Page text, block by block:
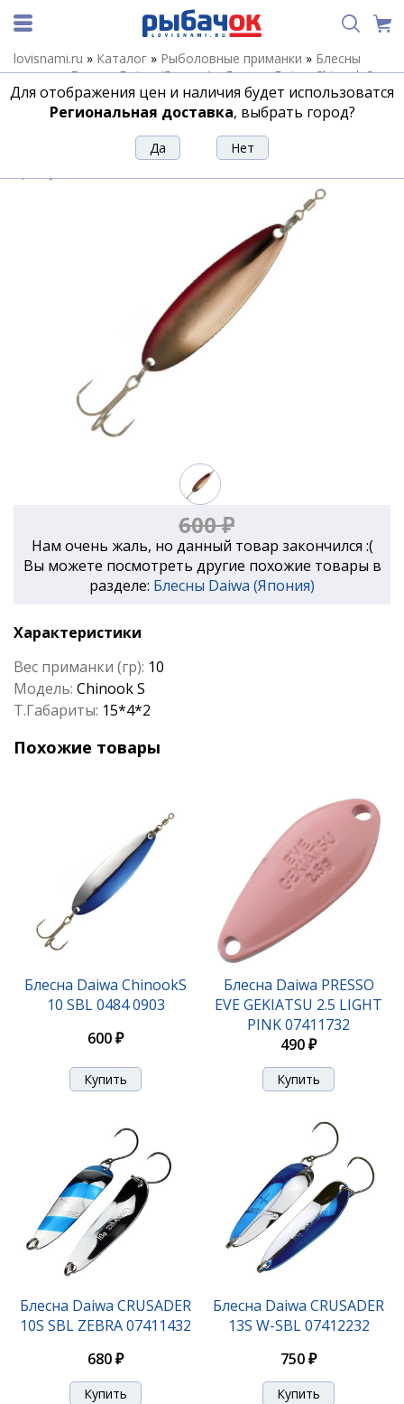
lovisnami.ru » Каталог » Рыболовные приманки » Блесны
летние»Блесны Daiwa (Япония)»Блесны Daiwa Chinook S»
Блесна Daiwa ChinookS 10 DEEP RED BLACK 0741 1281
Блесна Daiwa ChinookS 10 DEEP RED
BLACK 0741 1281
600 ₽
Нам очень жаль, но данный товар закончился :(
Вы можете посмотреть другие похожие товары в
разделе: Блесны Daiwa (Япония)
Характеристики
Вес приманки (гр): 10
Модель: Chinook S
Т.Габариты: 15*4*2
Похожие товары
Блесна Daiwa ChinookS
10 SBL 0484 0903
600 ₽
Блесна Daiwa PRESSO
EVE GEKIATSU 2.5 LIGHT
PINK 07411732
490 ₽
Блесна Daiwa CRUSADER
10S SBL ZEBRA 07411432
680 ₽
Блесна Daiwa CRUSADER
13S W-SBL 07412232
750 ₽
Для отображения цен и наличия будет использоватся
Региональная доставка, выбрать город?